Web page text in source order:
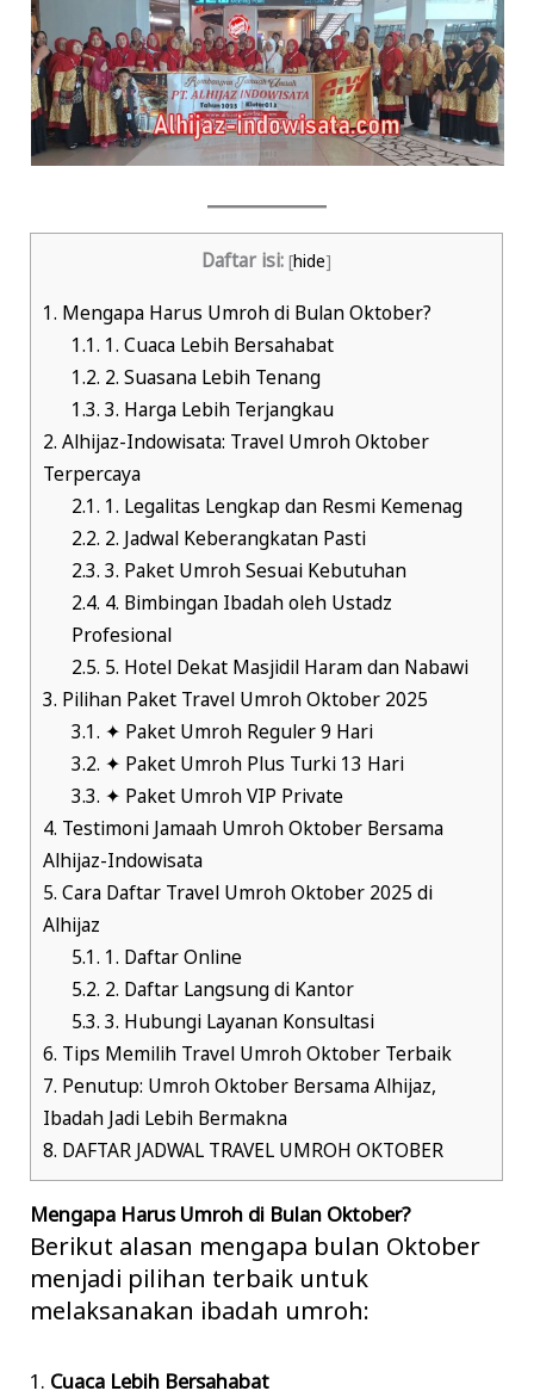
Daftar isi: [hide]
1. Mengapa Harus Umroh di Bulan Oktober?
1.1. 1. Cuaca Lebih Bersahabat
1.2. 2. Suasana Lebih Tenang
1.3. 3. Harga Lebih Terjangkau
2. Alhijaz-Indowisata: Travel Umroh Oktober
Terpercaya
2.1. 1. Legalitas Lengkap dan Resmi Kemenag
2.2. 2. Jadwal Keberangkatan Pasti
2.3. 3. Paket Umroh Sesuai Kebutuhan
2.4. 4. Bimbingan Ibadah oleh Ustadz
Profesional
2.5. 5. Hotel Dekat Masjidil Haram dan Nabawi
3. Pilihan Paket Travel Umroh Oktober 2025
3.1. ✦ Paket Umroh Reguler 9 Hari
3.2. ✦ Paket Umroh Plus Turki 13 Hari
3.3. ✦ Paket Umroh VIP Private
4. Testimoni Jamaah Umroh Oktober Bersama
Alhijaz-Indowisata
5. Cara Daftar Travel Umroh Oktober 2025 di
Alhijaz
5.1. 1. Daftar Online
5.2. 2. Daftar Langsung di Kantor
5.3. 3. Hubungi Layanan Konsultasi
6. Tips Memilih Travel Umroh Oktober Terbaik
7. Penutup: Umroh Oktober Bersama Alhijaz,
Ibadah Jadi Lebih Bermakna
8. DAFTAR JADWAL TRAVEL UMROH OKTOBER
Mengapa Harus Umroh di Bulan Oktober?
Berikut alasan mengapa bulan Oktober
menjadi pilihan terbaik untuk
melaksanakan ibadah umroh:
1. Cuaca Lebih Bersahabat